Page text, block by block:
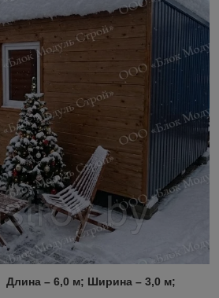
Длина – 6,0 м; Ширина – 3,0 м;